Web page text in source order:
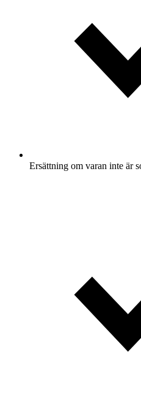
Ersättning om varan inte är